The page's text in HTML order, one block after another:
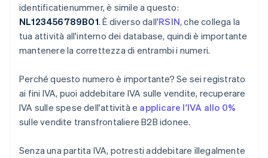
identificatienummer, è simile a questo:
NL123456789B01. È diverso dall'RSIN, che collega la
tua attività all'interno dei database, quindi è importante
mantenere la correttezza di entrambi i numeri.
Perché questo numero è importante? Se sei registrato
ai fini IVA, puoi addebitare IVA sulle vendite, recuperare
IVA sulle spese dell'attività e applicare l'IVA allo 0%
sulle vendite transfrontaliere B2B idonee.
Senza una partita IVA, potresti addebitare illegalmente